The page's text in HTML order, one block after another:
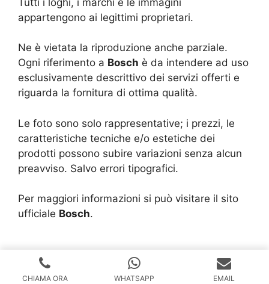
appartengono ai legittimi proprietari.
Ne è vietata la riproduzione anche parziale.
Ogni riferimento a Bosch è da intendere ad uso
esclusivamente descrittivo dei servizi offerti e
riguarda la fornitura di ottima qualità.
Le foto sono solo rappresentative; i prezzi, le
caratteristiche tecniche e/o estetiche dei
prodotti possono subire variazioni senza alcun
preavviso. Salvo errori tipografici.
Per maggiori informazioni si può visitare il sito
ufficiale Bosch.
Copyright © 2024 | Realizzazione Siti Web
Siti Roma
Solution Group Communication
CHIAMA ORA WHATSAPP EMAIL